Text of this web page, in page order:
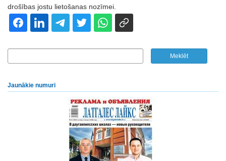
drošības jostu lietošanas nozīmei.
Jaunākie numuri